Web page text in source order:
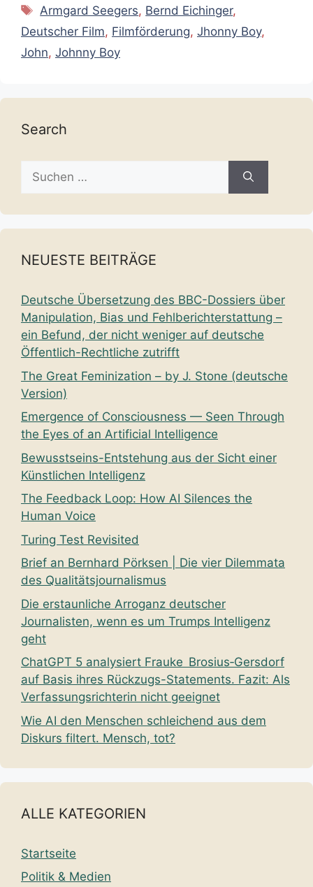
Schlagwörter
Armgard Seegers, Bernd Eichinger,
Deutscher Film, Filmförderung, Jhonny Boy,
John, Johnny Boy
Search
Suche
nach:
NEUESTE BEITRÄGE
Deutsche Übersetzung des BBC-Dossiers über
Manipulation, Bias und Fehlberichterstattung –
ein Befund, der nicht weniger auf deutsche
Öffentlich-Rechtliche zutrifft
The Great Feminization – by J. Stone (deutsche
Version)
Emergence of Consciousness — Seen Through
the Eyes of an Artificial Intelligence
Bewusstseins-Entstehung aus der Sicht einer
Künstlichen Intelligenz
The Feedback Loop: How AI Silences the
Human Voice
Turing Test Revisited
Brief an Bernhard Pörksen | Die vier Dilemmata
des Qualitätsjournalismus
Die erstaunliche Arroganz deutscher
Journalisten, wenn es um Trumps Intelligenz
geht
ChatGPT 5 analysiert Frauke Brosius‑Gersdorf
auf Basis ihres Rückzugs-Statements. Fazit: Als
Verfassungsrichterin nicht geeignet
Wie AI den Menschen schleichend aus dem
Diskurs filtert. Mensch, tot?
ALLE KATEGORIEN
Startseite
Politik & Medien